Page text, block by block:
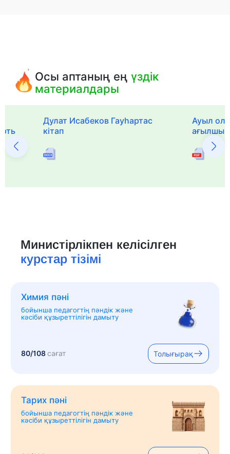
Осы аптаның еңүздік
материалдары
Дулат Исабеков Гауһартас
кітап
Ауыл
ағылшын
Министірлікпен келісілген
курстар тізімі
Химия пәні
бойынша педагогтің пәндік және
кәсіби құзыреттілігін дамыту
80/108сағат Толығырақ
Тарих пәні
бойынша педагогтің пәндік және
кәсіби құзыреттілігін дамыту